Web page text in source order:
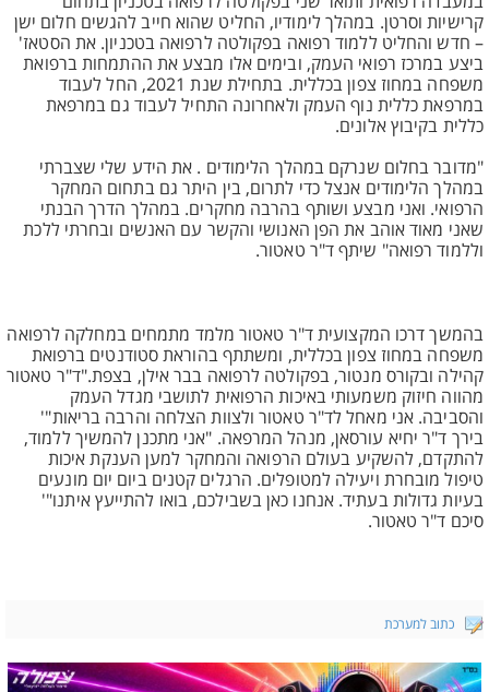
קרישיות וסרטן. במהלך לימודיו, החליט שהוא חייב להגשים חלום ישן
– חדש והחליט ללמוד רפואה בפקולטה לרפואה בטכניון. את הסטאז'
ביצע במרכז רפואי העמק, ובימים אלו מבצע את ההתמחות ברפואת
משפחה במחוז צפון בכללית. בתחילת שנת 2021, החל לעבוד
במרפאת כללית נוף העמק ולאחרונה התחיל לעבוד גם במרפאת
כללית בקיבוץ אלונים.
"מדובר בחלום שנרקם במהלך הלימודים . את הידע שלי שצברתי
במהלך הלימודים אנצל כדי לתרום, בין היתר גם בתחום המחקר
הרפואי. ואני מבצע ושותף בהרבה מחקרים. במהלך הדרך הבנתי
שאני מאוד אוהב את הפן האנושי והקשר עם האנשים ובחרתי ללכת
וללמוד רפואה" שיתף ד"ר טאטור.
בהמשך דרכו המקצועית ד"ר טאטור מלמד מתמחים במחלקה לרפואה
משפחה במחוז צפון בכללית, ומשתתף בהוראת סטודנטים ברפואת
קהילה ובקורס מנטור, בפקולטה לרפואה בבר אילן, בצפת."ד"ר טאטור
מהווה חיזוק משמעותי באיכות הרפואית לתושבי מגדל העמק
והסביבה. אני מאחל לד"ר טאטור ולצוות הצלחה והרבה בריאות"'
בירך ד"ר יחיא עורסאן, מנהל המרפאה. "אני מתכנן להמשיך ללמוד,
להתקדם, להשקיע בעולם הרפואה והמחקר למען הענקת איכות
טיפול מובחרת ויעילה למטופלים. הרגלים קטנים ביום יום מונעים
בעיות גדולות בעתיד. אנחנו כאן בשבילכם, בואו להתייעץ איתנו"'
סיכם ד"ר טאטור.
כתוב למערכת